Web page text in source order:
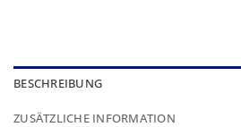
BESCHREIBUNG
ZUSÄTZLICHE INFORMATION